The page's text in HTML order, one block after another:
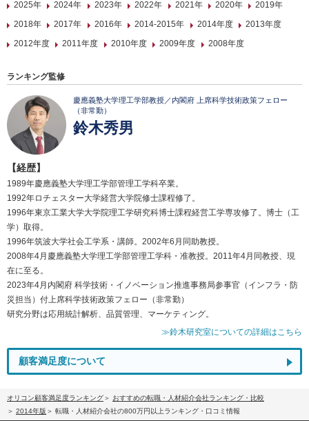
2025年
2024年 2023年 2022年 2021年 2020年
2019年
2018年
2017年 2016年 2014-2015年 2014年度
2013年度
2012年度
2011年度 2010年度 2009年度 2008年度
ランキング監修
慶應義塾大学理工学部教授／内閣府 上席科学技術政策フェロー
（非常勤）
鈴木秀男
【経歴】
1989年慶應義塾大学理工学部管理工学科卒業。
1992年ロチェスター大学経営大学院修士課程修了。
1996年東京工業大学大学院理工学研究科博士課程経営工学専攻修了。博士（工
学）取得。
1996年筑波大学社会工学系・講師。2002年6月同助教授。
2008年4月慶應義塾大学理工学部管理工学科・准教授。2011年4月同教授、現
在に至る。
2023年4月内閣府 科学技術・イノベーション推進事務局参事官（インフラ・防
災担当）付上席科学技術政策フェロー（非常勤）
研究分野は応用統計解析、品質管理、マーケティング。
≫鈴木研究室についての詳細はこちら
顧客満足度について
オリコン顧客満足度ランキング
おすすめの転職・人材紹介会社ランキング・比較
2014年版
転職・人材紹介会社の800万円以上ランキング・口コミ情報